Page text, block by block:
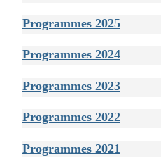
Programmes 2025
Programmes 2024
Programmes 2023
Programmes 2022
Programmes 2021